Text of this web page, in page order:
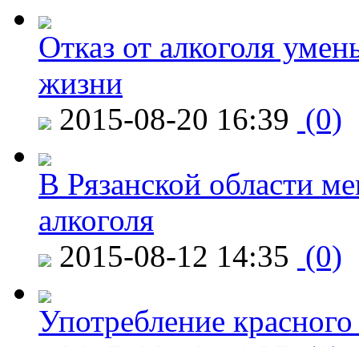
Отказ от алкоголя
жизни
2015-08-20 16:39 (0)
В Рязанской области
алкоголя
2015-08-12 14:35 (0)
Употребление